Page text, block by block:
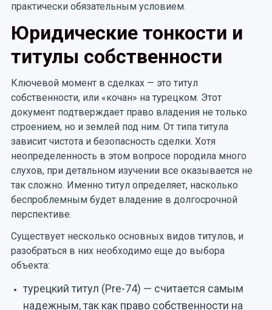
практически обязательным условием.
Юридические тонкости и
титулы собственности
Ключевой момент в сделках — это титул
собственности, или «кочан» на турецком. Этот
документ подтверждает право владения не только
строением, но и землей под ним. От типа титула
зависит чистота и безопасность сделки. Хотя
неопределенность в этом вопросе породила много
слухов, при детальном изучении все оказывается не
так сложно. Именно титул определяет, насколько
беспроблемным будет владение в долгосрочной
перспективе.
Существует несколько основных видов титулов, и
разобраться в них необходимо еще до выбора
объекта:
турецкий титул (Pre-74) — считается самым
надежным, так как право собственности на